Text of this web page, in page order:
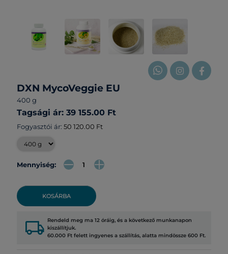
DXN MycoVeggie EU
400 g
Tagsági ár: 39 155.00 Ft
Fogyasztói ár: 50 120.00 Ft
Mennyiség:
KOSÁRBA
local_shipping Rendeld meg ma 12 óráig, és a következő munkanapon
kiszállítjuk.
60.000 Ft felett ingyenes a szállítás, alatta mindössze 600 Ft.